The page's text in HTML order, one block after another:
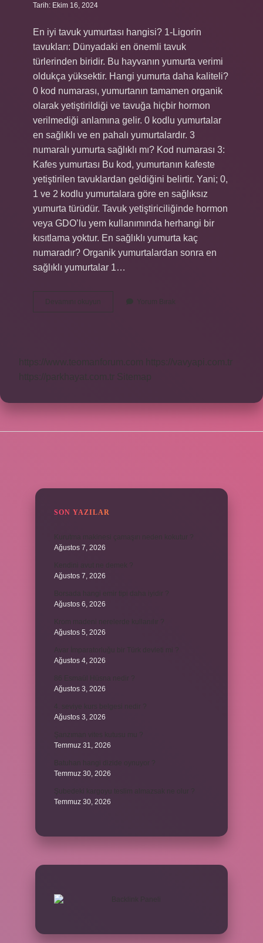
Tarih: Ekim 16, 2024
En iyi tavuk yumurtası hangisi? 1-Ligorin
tavukları: Dünyadaki en önemli tavuk
türlerinden biridir. Bu hayvanın yumurta verimi
oldukça yüksektir. Hangi yumurta daha kaliteli?
0 kod numarası, yumurtanın tamamen organik
olarak yetiştirildiği ve tavuğa hiçbir hormon
verilmediği anlamına gelir. 0 kodlu yumurtalar
en sağlıklı ve en pahalı yumurtalardır. 3
numaralı yumurta sağlıklı mı? Kod numarası 3:
Kafes yumurtası Bu kod, yumurtanın kafeste
yetiştirilen tavuklardan geldiğini belirtir. Yani; 0,
1 ve 2 kodlu yumurtalara göre en sağlıksız
yumurta türüdür. Tavuk yetiştiriciliğinde hormon
veya GDO’lu yem kullanımında herhangi bir
kısıtlama yoktur. En sağlıklı yumurta kaç
numaradır? Organik yumurtalardan sonra en
sağlıklı yumurtalar 1…
Devamını okuyun
Tavuk
Yorum Bırak
https://www.teomanforum.com
https://vavyapi.com.tr
https://parkhayat.com.tr
Sitemap
SON YAZILAR
Ağustos 7, 2026
Ağustos 7, 2026
Ağustos 6, 2026
Ağustos 5, 2026
Ağustos 4, 2026
Ağustos 3, 2026
Ağustos 3, 2026
Temmuz 31, 2026
Temmuz 30, 2026
Temmuz 30, 2026